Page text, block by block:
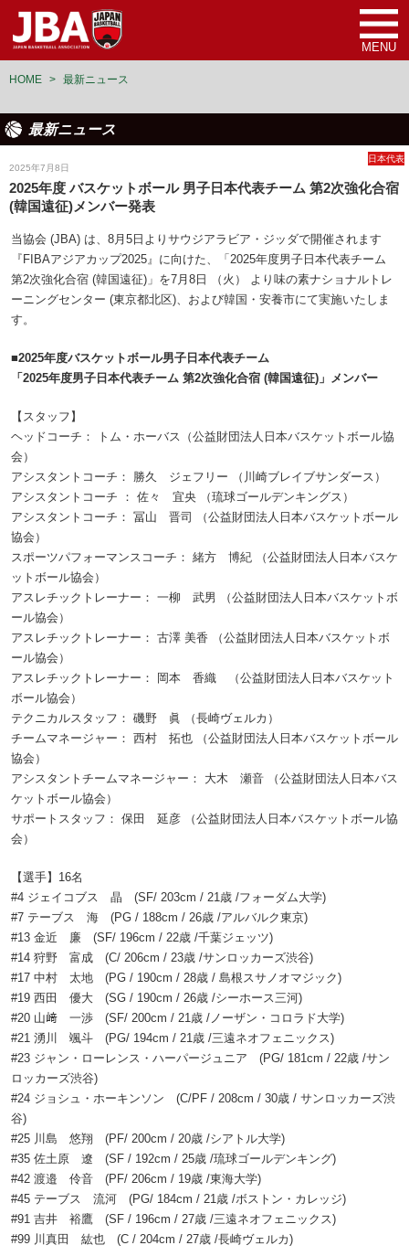
MENU
HOME > 最新ニュース
最新ニュース
2025年7月8日
日本代表
2025年度 バスケットボール 男子日本代表チーム 第2次強化合宿
(韓国遠征)メンバー発表
当協会 (JBA) は、8月5日よりサウジアラビア・ジッダで開催されます
『FIBAアジアカップ2025』に向けた、「2025年度男子日本代表チーム
第2次強化合宿 (韓国遠征)」を7月8日 （火） より味の素ナショナルトレ
ーニングセンター (東京都北区)、および韓国・安養市にて実施いたしま
す。
■2025年度バスケットボール男子日本代表チーム
「2025年度男子日本代表チーム 第2次強化合宿 (韓国遠征)」メンバー
【スタッフ】
ヘッドコーチ： トム・ホーバス（公益財団法人日本バスケットボール協
会）
アシスタントコーチ： 勝久 ジェフリー （川崎ブレイブサンダース）
アシスタントコーチ ： 佐々 宜央 （琉球ゴールデンキングス）
アシスタントコーチ： 冨山 晋司 （公益財団法人日本バスケットボール
協会）
スポーツパフォーマンスコーチ： 緒方 博紀 （公益財団法人日本バスケ
ットボール協会）
アスレチックトレーナー： 一柳 武男 （公益財団法人日本バスケットボ
ール協会）
アスレチックトレーナー： 古澤 美香 （公益財団法人日本バスケットボ
ール協会）
アスレチックトレーナー： 岡本 香織 （公益財団法人日本バスケット
ボール協会）
テクニカルスタッフ： 磯野 眞 （長崎ヴェルカ）
チームマネージャー： 西村 拓也 （公益財団法人日本バスケットボール
協会）
アシスタントチームマネージャー： 大木 瀬音 （公益財団法人日本バス
ケットボール協会）
サポートスタッフ： 保田 延彦 （公益財団法人日本バスケットボール協
会）
【選手】16名
#4 ジェイコブス 晶 (SF/ 203cm / 21歳 /フォーダム大学)
#7 テーブス 海 (PG / 188cm / 26歳 /アルバルク東京)
#13 金近 廉 (SF/ 196cm / 22歳 /千葉ジェッツ)
#14 狩野 富成 (C/ 206cm / 23歳 /サンロッカーズ渋谷)
#17 中村 太地 (PG / 190cm / 28歳 / 島根スサノオマジック)
#19 西田 優大 (SG / 190cm / 26歳 /シーホース三河)
#20 山﨑 一渉 (SF/ 200cm / 21歳 /ノーザン・コロラド大学)
#21 湧川 颯斗 (PG/ 194cm / 21歳 /三遠ネオフェニックス)
#23 ジャン・ローレンス・ハーパージュニア (PG/ 181cm / 22歳 /サン
ロッカーズ渋谷)
#24 ジョシュ・ホーキンソン (C/PF / 208cm / 30歳 / サンロッカーズ渋
谷)
#25 川島 悠翔 (PF/ 200cm / 20歳 /シアトル大学)
#35 佐土原 遼 (SF / 192cm / 25歳 /琉球ゴールデンキング)
#42 渡邉 伶音 (PF/ 206cm / 19歳 /東海大学)
#45 テーブス 流河 (PG/ 184cm / 21歳 /ボストン・カレッジ)
#91 吉井 裕鷹 (SF / 196cm / 27歳 /三遠ネオフェニックス)
#99 川真田 紘也 (C / 204cm / 27歳 /長崎ヴェルカ)